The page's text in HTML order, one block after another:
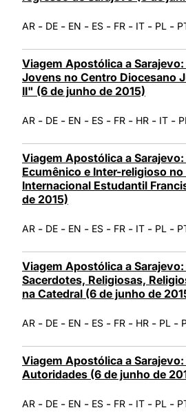
AR - DE - EN - ES - FR - IT - PL -
Viagem Apostólica a
Jovens no Centro Diocesano
II" (6 de junho de 2015)
AR - DE - EN - ES - FR - HR - IT -
Viagem Apostólica a
Ecumênico e Inter-religioso
Internacional Estudantil
de 2015)
AR - DE - EN - ES - FR - IT - PL -
Viagem Apostólica a
Sacerdotes, Religiosas,
na Catedral (6 de junho de
AR - DE - EN - ES - FR - HR - PL -
Viagem Apostólica a
Autoridades (6 de junho de
AR - DE - EN - ES - FR - IT - PL -